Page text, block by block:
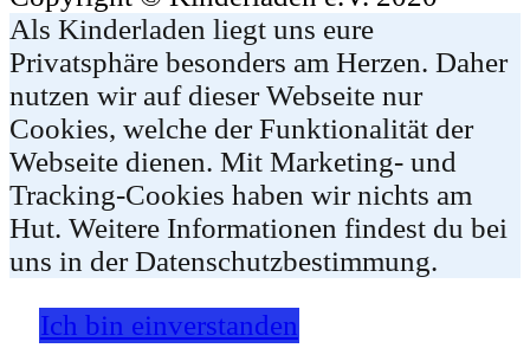
Als Kinderladen liegt uns eure
Privatsphäre besonders am Herzen. Daher
nutzen wir auf dieser Webseite nur
Cookies, welche der Funktionalität der
Webseite dienen. Mit Marketing- und
Tracking-Cookies haben wir nichts am
Hut. Weitere Informationen findest du bei
uns in der Datenschutzbestimmung.
Ich bin einverstanden